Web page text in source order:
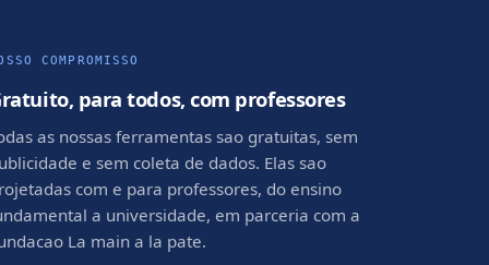
COMPROMISSO
para todos, com professores
as nossas ferramentas sao gratuitas, sem
e sem coleta de dados. Elas sao
com e para professores, do ensino
a universidade, em parceria com a
La main a la pate.